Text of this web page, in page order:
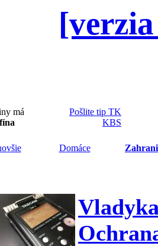
má
Pošlite tip TK
KBS
Domáce